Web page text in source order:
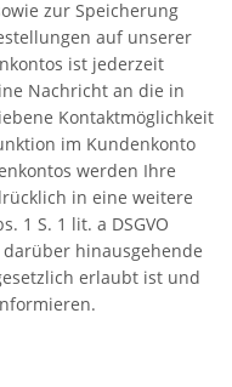
zur Speicherung
auf unserer
ist jederzeit
Nachricht an die in
Kontaktmöglichkeit
im Kundenkonto
werden Ihre
in eine weitere
1 S. 1 lit. a DSGVO
hinausgehende
erlaubt ist und